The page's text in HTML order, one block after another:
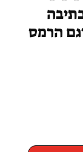
הרמס